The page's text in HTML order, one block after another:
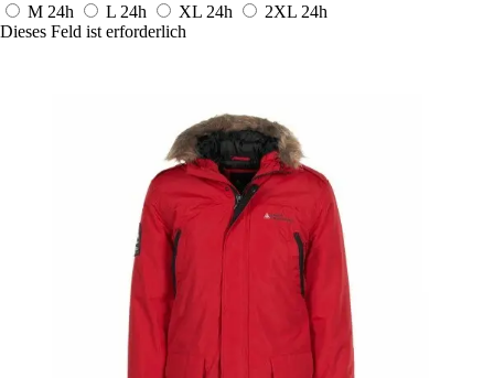
M 24h L 24h XL 24h 2XL 24h
Dieses Feld ist erforderlich